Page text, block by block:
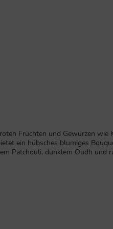
Früchten und Gewürzen wie
ein hübsches blumiges
Patchouli, dunklem Oudh und